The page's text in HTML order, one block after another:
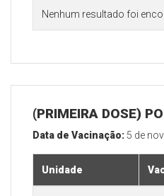
Nenhum resultado foi
(PRIMEIRA DOSE)
Data de Vacinação: 5 de
Unidade